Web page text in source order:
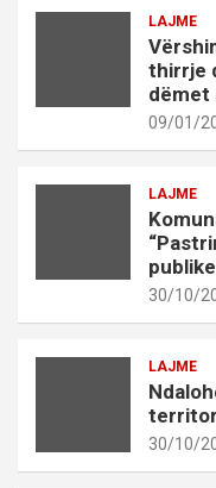
LAJME
thirrje
dëmet
09/01/
LAJME
30/10/
LAJME
30/10/